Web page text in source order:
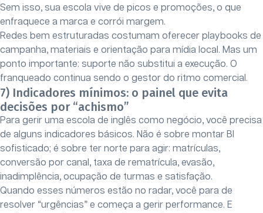
Sem isso, sua escola vive de picos e promoções, o que
enfraquece a marca e corrói margem.
Redes bem estruturadas costumam oferecer playbooks de
campanha, materiais e orientação para mídia local. Mas um
ponto importante: suporte não substitui a execução. O
franqueado continua sendo o gestor do ritmo comercial.
7) Indicadores mínimos: o painel que evita
decisões por “achismo”
Para gerir uma escola de inglês como negócio, você precisa
de alguns indicadores básicos. Não é sobre montar BI
sofisticado; é sobre ter norte para agir: matrículas,
conversão por canal, taxa de rematrícula, evasão,
inadimplência, ocupação de turmas e satisfação.
Quando esses números estão no radar, você para de
resolver “urgências” e começa a gerir performance. E